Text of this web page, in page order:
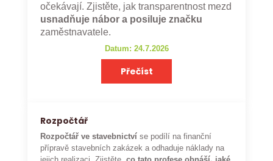
očekávají. Zjistěte, jak transparentnost mezd
usnadňuje nábor a posiluje značku
zaměstnavatele.
Datum: 24.7.2026
Přečíst
Rozpočtář
Rozpočtář ve stavebnictví se podílí na finanční
přípravě stavebních zakázek a odhaduje náklady na